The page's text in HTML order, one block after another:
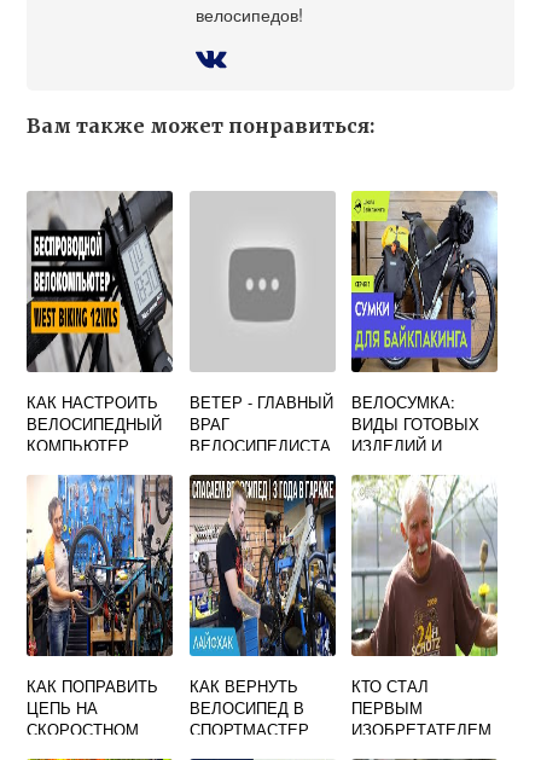
велосипедов!
Вам также может понравиться:
КАК НАСТРОИТЬ
ВЕЛОСИПЕДНЫЙ
КОМПЬЮТЕР
ВЕТЕР - ГЛАВНЫЙ
ВРАГ
ВЕЛОСИПЕДИСТА
ВЕЛОСУМКА:
ВИДЫ ГОТОВЫХ
ИЗДЕЛИЙ И
ИЗГОТОВЛЕНИЮ
КАК ПОПРАВИТЬ
ЦЕПЬ НА
СКОРОСТНОМ
КАК ВЕРНУТЬ
ВЕЛОСИПЕД В
СПОРТМАСТЕР
КТО СТАЛ
ПЕРВЫМ
ИЗОБРЕТАТЕЛЕМ